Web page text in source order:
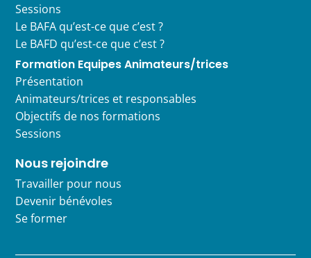
Sessions
Le BAFA qu’est-ce que c’est ?
Le BAFD qu’est-ce que c’est ?
Formation Equipes Animateurs/trices
Présentation
Animateurs/trices et responsables
Objectifs de nos formations
Sessions
Nous rejoindre
Travailler pour nous
Devenir bénévoles
Se former